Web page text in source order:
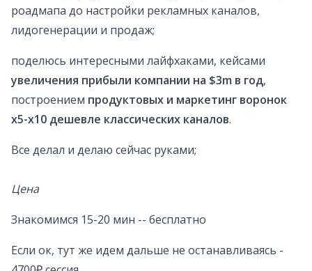
роадмапа до настройки рекламных каналов,
лидогенерации и продаж;
поделюсь интересными лайфхаками, кейсами
увеличения прибыли компании на $3m в год,
построением продуктовых и маркетинг воронок
х5-х10 дешевле классических каналов.
Все делал и делаю сейчас руками;
Цена
Знакомимся 15-20 мин -- бесплатно
Если ок, тут же идем дальше не останавливаясь -